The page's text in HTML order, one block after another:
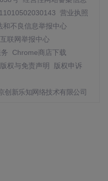
营业执照
和不良信息举报中心
联网举报中心
Chrome商店下载
版权与免责声明
版权申诉
创新乐知网络技术有限公司